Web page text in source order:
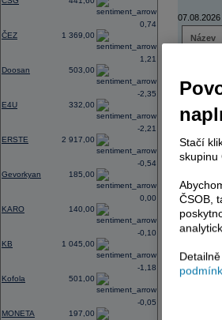
ČEZ 1 369,00
0,74
Doosan 503,00
1,21
E4U 332,00
-2,35
ERSTE 2 917,00
-2,21
Gevorkyan 185,00
-0,54
KARO 140,00
0,00
KB 1 045,00
-0,10
Kofola 501,00
-1,18
MONETA 197,00
-0,05
Název
ERSTE
TMR
AD
Region
Stačí
skupinu
ČSOB,